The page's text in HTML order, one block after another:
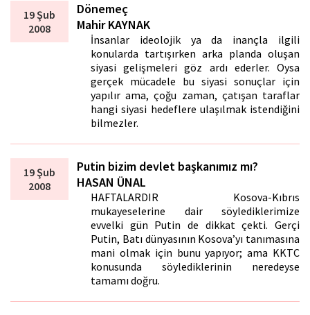
19 Şub
2008
Dönemeç
Mahir KAYNAK
İnsanlar ideolojik ya da inançla ilgili
konularda tartışırken arka planda oluşan
siyasi gelişmeleri göz ardı ederler. Oysa
gerçek mücadele bu siyasi sonuçlar için
yapılır ama, çoğu zaman, çatışan taraflar
hangi siyasi hedeflere ulaşılmak istendiğini
bilmezler.
19 Şub
2008
Putin bizim devlet başkanımız mı?
HASAN ÜNAL
HAFTALARDIR Kosova-Kıbrıs
mukayeselerine dair söylediklerimize
evvelki gün Putin de dikkat çekti. Gerçi
Putin, Batı dünyasının Kosova’yı tanımasına
mani olmak için bunu yapıyor; ama KKTC
konusunda söylediklerinin neredeyse
tamamı doğru.